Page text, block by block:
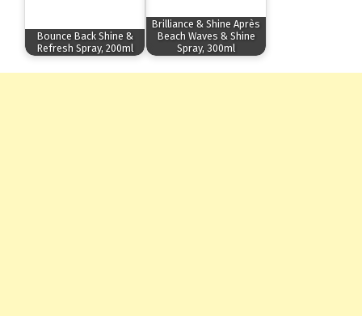
Bounce Back Shine &
Refresh Spray, 200ml
Brilliance & Shine Après
Beach Waves & Shine
Spray, 300ml